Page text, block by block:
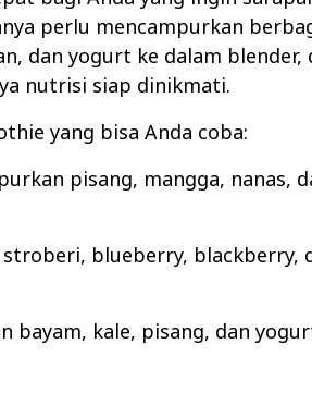
perlu mencampurkan
dan yogurt ke dalam blender,
nutrisi siap dinikmati.
yang bisa Anda coba:
pisang, mangga, nanas,
blueberry, blackberry,
bayam, kale, pisang, dan